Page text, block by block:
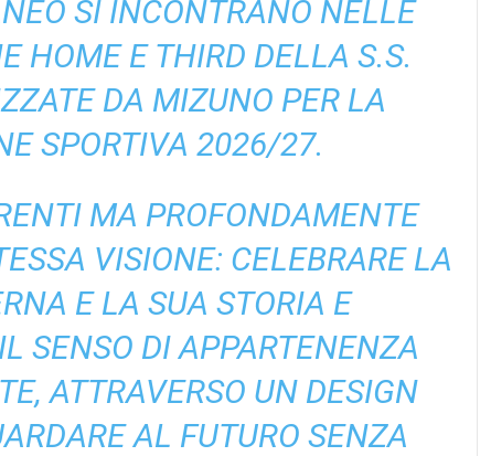
SI INCONTRANO NELLE
HOME E THIRD DELLA S.S.
DA MIZUNO PER LA
SPORTIVA 2026/27.
MA PROFONDAMENTE
VISIONE: CELEBRARE LA
E LA SUA STORIA E
SENSO DI APPARTENENZA
ATTRAVERSO UN DESIGN
AL FUTURO SENZA